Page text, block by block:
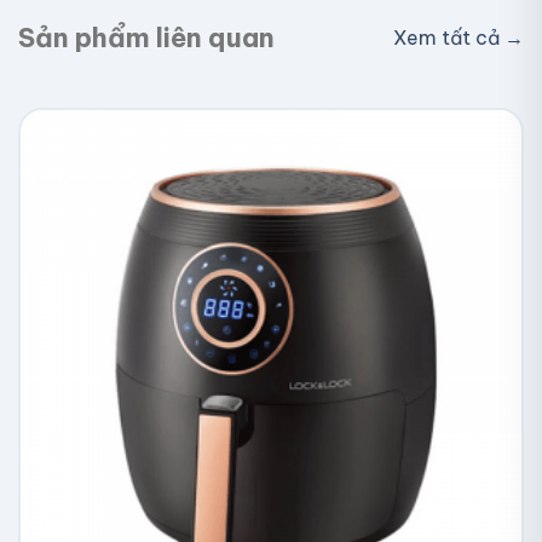
Sản phẩm liên quan Xem tất cả →